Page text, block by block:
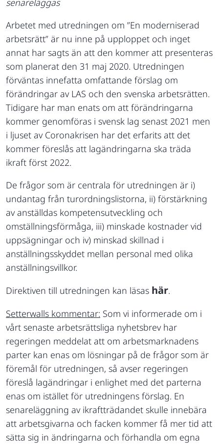
Arbetet med utredningen om ”En moderniserad
arbetsrätt” är nu inne på upploppet och inget
annat har sagts än att den kommer att presenteras
som planerat den 31 maj 2020. Utredningen
förväntas innefatta omfattande förslag om
förändringar av LAS och den svenska arbetsrätten.
Tidigare har man enats om att förändringarna
kommer genomföras i svensk lag senast 2021 men
i ljuset av Coronakrisen har det erfarits att det
kommer föreslås att lagändringarna ska träda
ikraft först 2022.
De frågor som är centrala för utredningen är i)
undantag från turordningslistorna, ii) förstärkning
av anställdas kompetensutveckling och
omställningsförmåga, iii) minskade kostnader vid
uppsägningar och iv) minskad skillnad i
anställningsskyddet mellan personal med olika
anställningsvillkor.
Direktiven till utredningen kan läsas här.
Setterwalls kommentar: Som vi informerade om i
vårt senaste arbetsrättsliga nyhetsbrev har
regeringen meddelat att om arbetsmarknadens
parter kan enas om lösningar på de frågor som är
föremål för utredningen, så avser regeringen
föreslå lagändringar i enlighet med det parterna
enas om istället för utredningens förslag. En
senareläggning av ikraftträdandet skulle innebära
att arbetsgivarna och facken kommer få mer tid att
sätta sig in ändringarna och förhandla om egna